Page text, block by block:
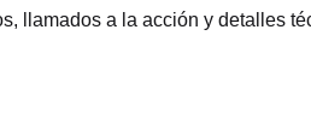
llamados a la acción y detalles